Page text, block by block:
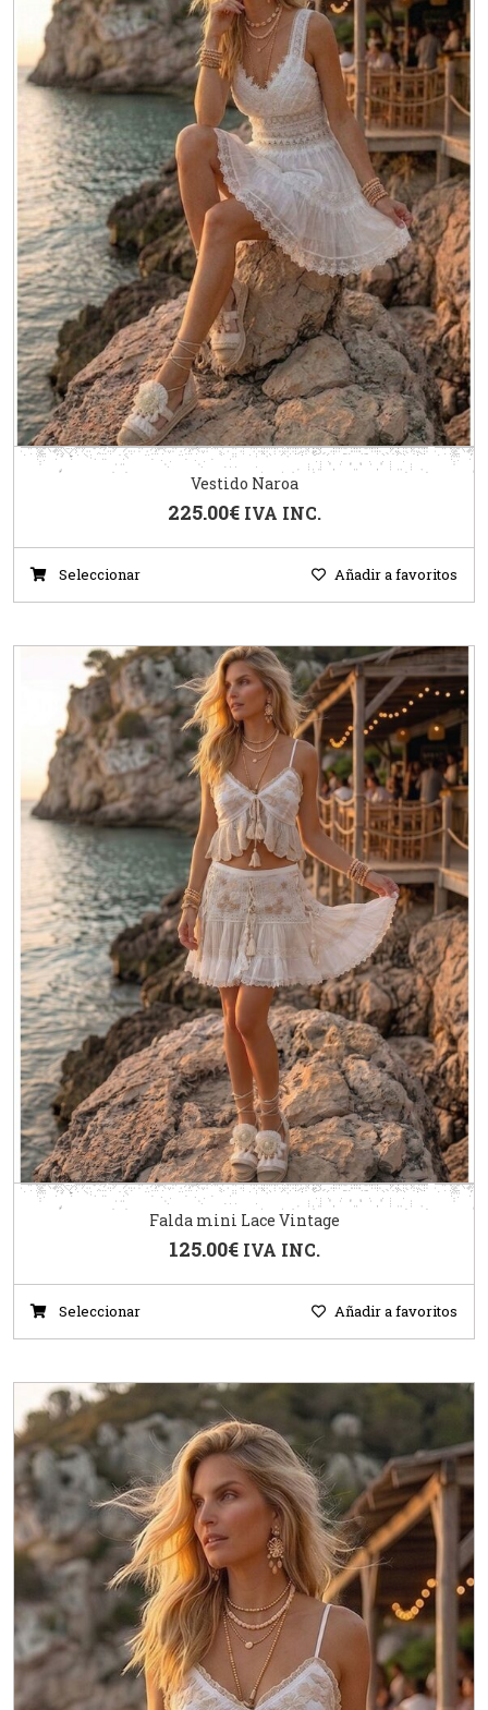
Vestido Naroa
225.00€ IVA INC.
Seleccionar Añadir a favoritos
Falda mini Lace Vintage
125.00€ IVA INC.
Seleccionar Añadir a favoritos